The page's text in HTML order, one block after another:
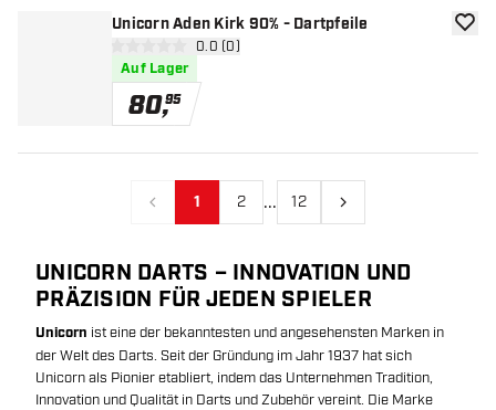
Unicorn Aden Kirk 90% - Dartpfeile
Bewertungsbereich öffnen
0 Bewertungssterne
0.0 (0)
Auf Lager
80,95
Zur
Vorherige
1 2 ... 12 Nächste
UNICORN DARTS – INNOVATION UND
PRÄZISION FÜR JEDEN SPIELER
Unicorn ist eine der bekanntesten und angesehensten Marken in
der Welt des Darts. Seit der Gründung im Jahr 1937 hat sich
Unicorn als Pionier etabliert, indem das Unternehmen Tradition,
Innovation und Qualität in Darts und Zubehör vereint. Die Marke